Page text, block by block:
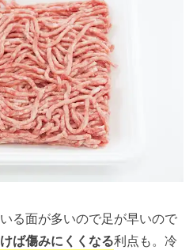
る面が多いので足が早いので
ば傷みにくくなる利点も。冷